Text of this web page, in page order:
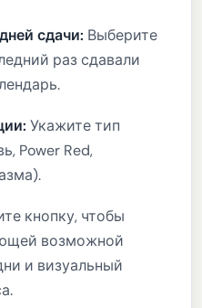
сдачи: Выберите
раз сдавали
Укажите тип
Power Red,
кнопку, чтобы
возможной
и визуальный